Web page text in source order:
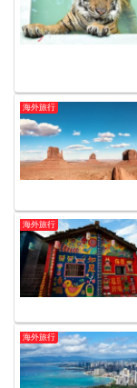
海外旅行
海外旅行
海外旅行